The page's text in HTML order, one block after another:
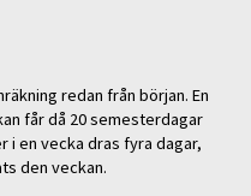
redan från början. En
får då 20 semesterdagar
i en vecka dras fyra dagar,
den veckan.